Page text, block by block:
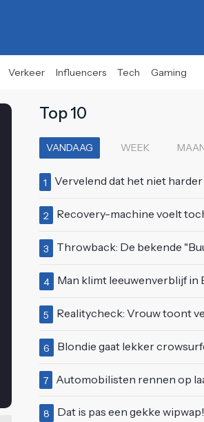
Verkeer Influencers Tech Gaming
Top 10
VANDAAG WEEK
1 Vervelend dat het niet harder
2 Recovery-machine voelt toch verdacht
3 Throwback: De bekende "Buurman, wat doet u nu?"-
4 Man klimt leeuwenverblijf in Braziliaanse
5 Realitycheck: Vrouw toont verschil
6 Blondie gaat lekker
7 Automobilisten rennen op laatste moment
8 Dat is pas een gekke wipwap!